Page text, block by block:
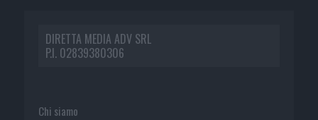
DIRETTA MEDIA ADV SRL
P.I. 02839380306
Chi siamo